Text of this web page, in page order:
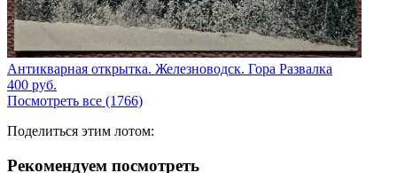
Антикварная открытка. Железноводск. Гора Развалка
400 руб.
Посмотреть все (1766)
Поделиться этим лотом:
Рекомендуем посмотреть